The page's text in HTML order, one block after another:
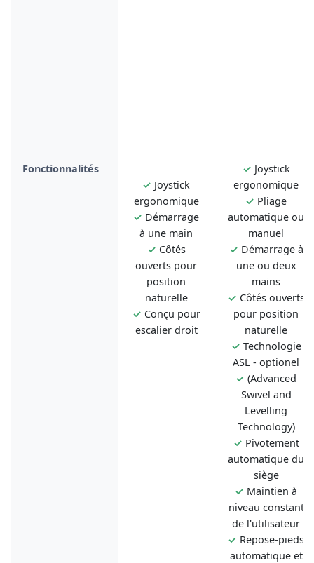
Fonctionnalités
✓ Joystick
ergonomique
✓ Démarrage
à une main
✓ Côtés
ouverts pour
position
naturelle
✓ Conçu pour
escalier droit
✓ Joystick
ergonomique
✓ Pliage
automatique ou
manuel
✓ Démarrage à
une ou deux
mains
✓ Côtés ouverts
pour position
naturelle
✓ Technologie
ASL - optionel
✓ (Advanced
Swivel and
Levelling
Technology)
✓ Pivotement
automatique du
siège
✓ Maintien à
niveau constant
de l'utilisateur
✓ Repose-pieds
automatique et